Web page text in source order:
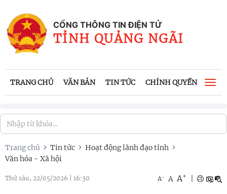
CỔNG THÔNG TIN ĐIỆN TỬ
TỈNH QUẢNG NGÃI
TRANG CHỦ VĂN BẢN TIN TỨC CHÍNH QUYỀN
Trang chủ Tin tức
Hoạt động lãnh đạo tỉnh
Văn hóa - Xã hội
Thứ sáu, 22/05/2026 16:30 A- A A+